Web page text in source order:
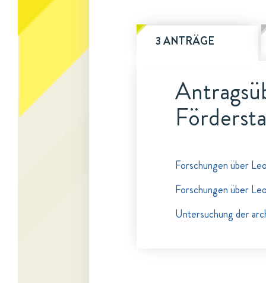
3 ANTRÄGE
Forschungen über
Forschungen über
Untersuchung der